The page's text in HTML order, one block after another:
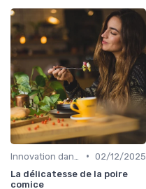
• 02/12/2025
La délicatesse de la poire
comice